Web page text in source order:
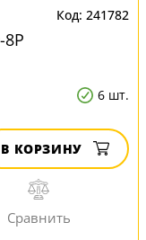
241782
6 шт.
В КОРЗИНУ